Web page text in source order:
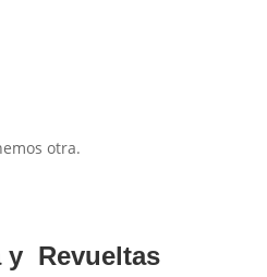
otra.
y Revueltas